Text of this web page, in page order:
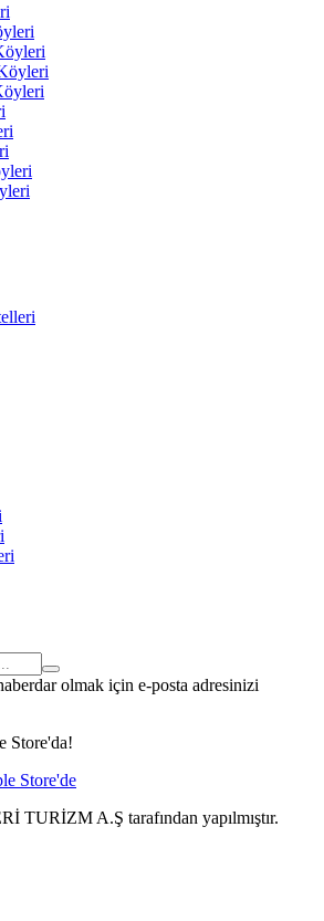
olmak için e-posta adresinizi
Store'da!
TURİZM A.Ş tarafından yapılmıştır.